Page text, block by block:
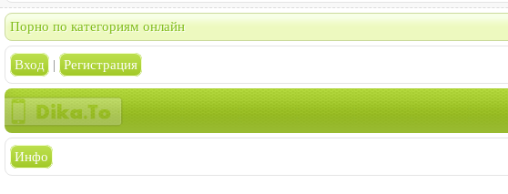
Порно по категориям онлайн
Вход | Регистрация
Инфо